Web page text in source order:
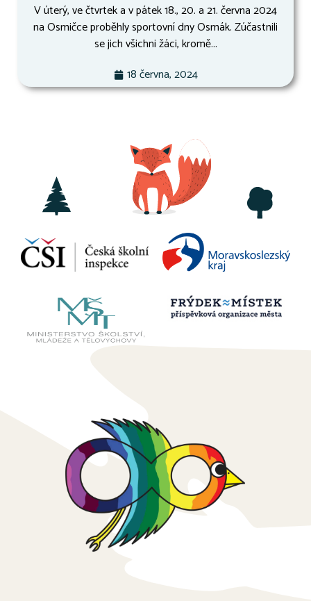
V úterý, ve čtvrtek a v pátek 18., 20. a 21. června 2024
na Osmičce proběhly sportovní dny Osmák. Zúčastnili
se jich všichni žáci, kromě...
18 června, 2024